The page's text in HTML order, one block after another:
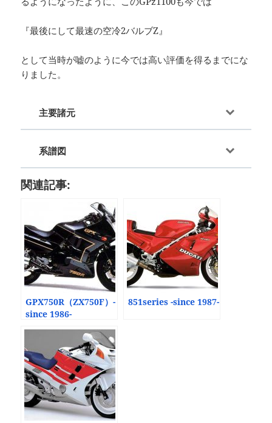
『最後にして最速の空冷2バルブZ』
として当時が嘘のように今では高い評価を得るまでにな
りました。
主要諸元
系譜図
関連記事:
GPX750R（ZX750F）-
since 1986-
851series -since 1987-